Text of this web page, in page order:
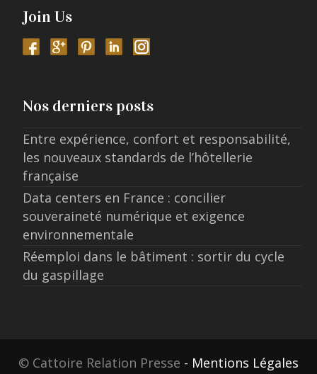
Join Us
Nos derniers posts
Entre expérience, confort et responsabilité,
les nouveaux standards de l’hôtellerie
française
Data centers en France : concilier
souveraineté numérique et exigence
environnementale
Réemploi dans le bâtiment : sortir du cycle
du gaspillage
© Cattoire Relation Presse - Mentions Légales